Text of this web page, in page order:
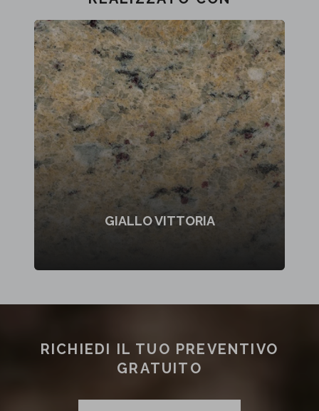
GIALLO VITTORIA
RICHIEDI IL TUO PREVENTIVO
GRATUITO